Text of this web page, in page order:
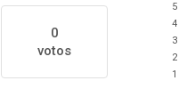
0
votos
5
4
3
2
1